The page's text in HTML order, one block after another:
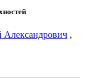
Александрович ,